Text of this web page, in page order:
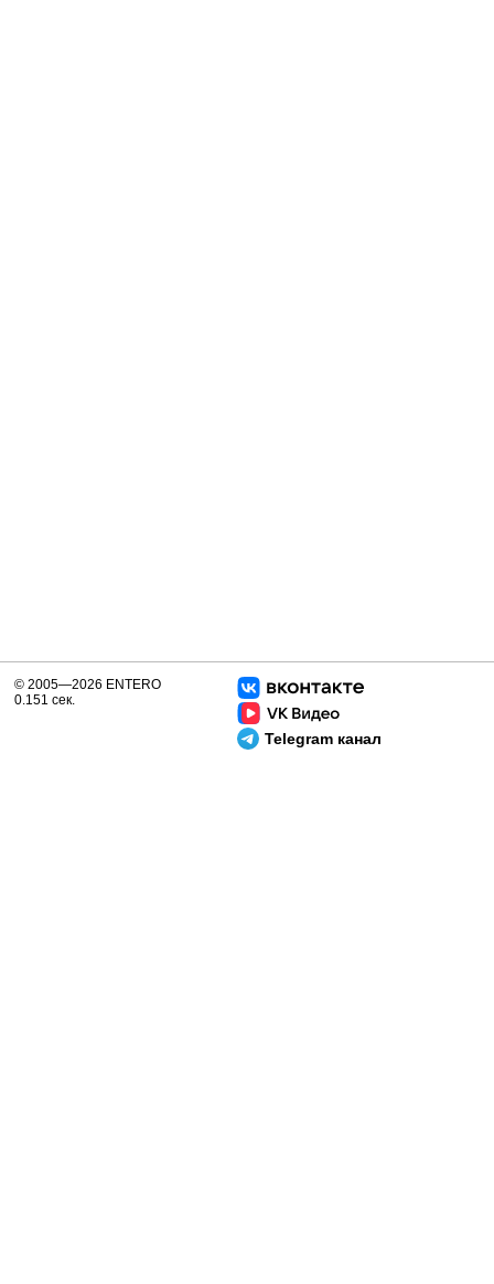
Telegram канал
© 2005—2026 ENTERO
0.151 сек.